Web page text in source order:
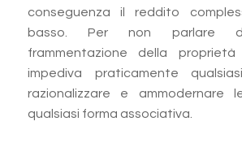
conseguenza il reddito
basso. Per non parlare
frammentazione della
impediva praticamente
razionalizzare e
qualsiasi forma associativa.